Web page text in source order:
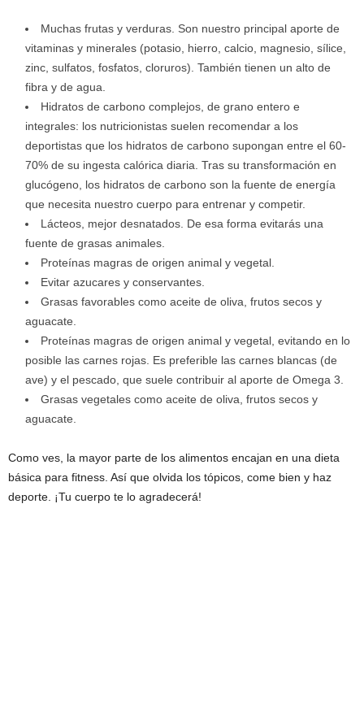
Muchas frutas y verduras. Son nuestro principal aporte de
vitaminas y minerales (potasio, hierro, calcio, magnesio, sílice,
zinc, sulfatos, fosfatos, cloruros). También tienen un alto de
fibra y de agua.
Hidratos de carbono complejos, de grano entero e
integrales: los nutricionistas suelen recomendar a los
deportistas que los hidratos de carbono supongan entre el 60-
70% de su ingesta calórica diaria. Tras su transformación en
glucógeno, los hidratos de carbono son la fuente de energía
que necesita nuestro cuerpo para entrenar y competir.
Lácteos, mejor desnatados. De esa forma evitarás una
fuente de grasas animales.
Proteínas magras de origen animal y vegetal.
Evitar azucares y conservantes.
Grasas favorables como aceite de oliva, frutos secos y
aguacate.
Proteínas magras de origen animal y vegetal, evitando en lo
posible las carnes rojas. Es preferible las carnes blancas (de
ave) y el pescado, que suele contribuir al aporte de Omega 3.
Grasas vegetales como aceite de oliva, frutos secos y
aguacate.
Como ves, la mayor parte de los alimentos encajan en una dieta
básica para fitness. Así que olvida los tópicos, come bien y haz
deporte. ¡Tu cuerpo te lo agradecerá!